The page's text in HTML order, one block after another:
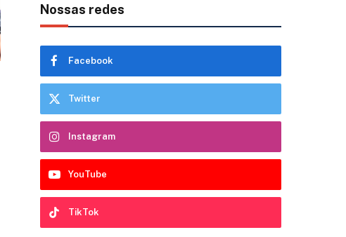
Nossas redes
Facebook
Twitter
Instagram
YouTube
TikTok